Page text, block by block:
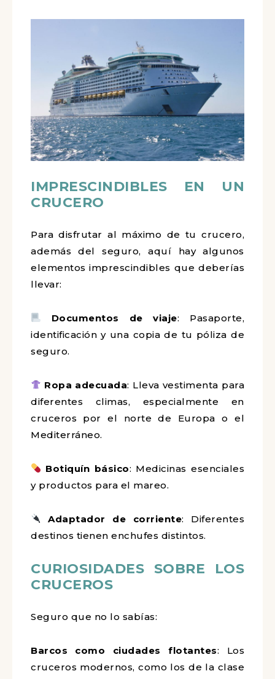
IMPRESCINDIBLES EN UN
CRUCERO
Para disfrutar al máximo de tu crucero,
además del seguro, aquí hay algunos
elementos imprescindibles que deberías
llevar:
Documentos de viaje: Pasaporte,
identificación y una copia de tu póliza de
seguro.
Ropa adecuada: Lleva vestimenta para
diferentes climas, especialmente en
cruceros por el norte de Europa o el
Mediterráneo.
Botiquín básico: Medicinas esenciales
y productos para el mareo.
Adaptador de corriente: Diferentes
destinos tienen enchufes distintos.
CURIOSIDADES SOBRE LOS
CRUCEROS
Seguro que no lo sabías:
Barcos como ciudades flotantes: Los
cruceros modernos, como los de la clase